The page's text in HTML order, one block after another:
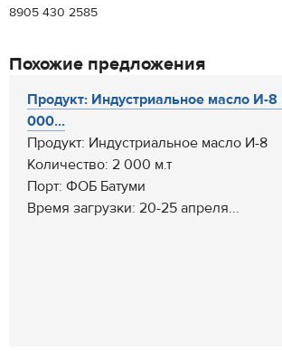
8905 430 2585
Похожие предложения
Продукт: Индустриальное масло И-8
000...
Продукт: Индустриальное масло И-8
Количество: 2 000 м.т
Порт: ФОБ Батуми
Время загрузки: 20-25 апреля...